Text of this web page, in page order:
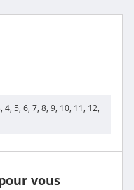
4, 5, 6, 7, 8, 9, 10, 11, 12,
vous